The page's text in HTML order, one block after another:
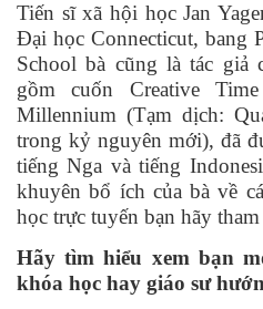
Tiến sĩ xã hội học Jan
Đại học Connecticut, bang
School bà cũng là tác giả
gồm cuốn Creative
Millennium (Tạm dịch:
trong kỷ nguyên mới), đã
tiếng Nga và tiếng
khuyên bổ ích của bà về
học trực tuyến bạn hãy
Hãy tìm hiểu xem bạn
khóa học hay giáo sư